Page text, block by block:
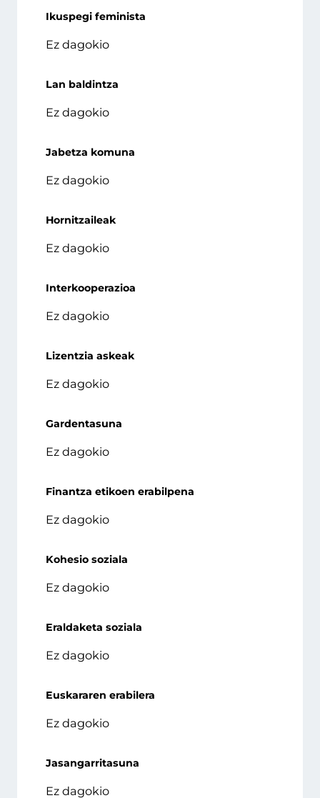
Ikuspegi feminista
Ez dagokio
Lan baldintza
Ez dagokio
Jabetza komuna
Ez dagokio
Hornitzaileak
Ez dagokio
Interkooperazioa
Ez dagokio
Lizentzia askeak
Ez dagokio
Gardentasuna
Ez dagokio
Finantza etikoen erabilpena
Ez dagokio
Kohesio soziala
Ez dagokio
Eraldaketa soziala
Ez dagokio
Euskararen erabilera
Ez dagokio
Jasangarritasuna
Ez dagokio